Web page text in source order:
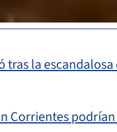
la
Corrientes